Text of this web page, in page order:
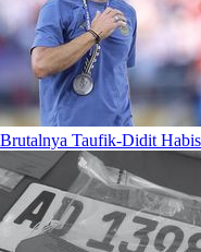
Brutalnya Taufik-Didit